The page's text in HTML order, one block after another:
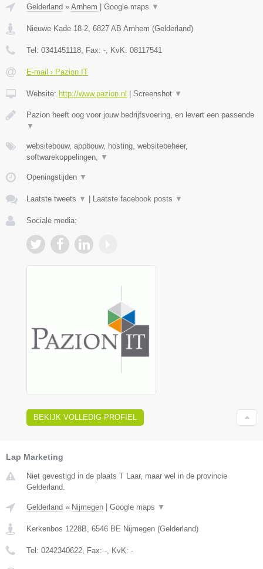
Gelderland » Arnhem Google maps ▼
Nieuwe Kade 18-2, 6827 AB Arnhem (Gelderland)
Tel: 0341451118, Fax: -, KvK: 08117541
E-mail › Pazion IT
Website: http://www.pazion.nl Screenshot ▼
Pazion heeft oog voor jouw bedrijfsvoering, en levert een passende
▼
websitebouw, appbouw, hosting, websitebeheer,
softwarekoppelingen, ▼
Openingstijden ▼
Laatste tweets ▼ Laatste facebook posts ▼
Sociale media:
BEKIJK VOLLEDIG PROFIEL
Lap Marketing
Niet gevestigd in de plaats T Laar, maar wel in de provincie
Gelderland.
Gelderland » Nijmegen Google maps ▼
Kerkenbos 1228B, 6546 BE Nijmegen (Gelderland)
Tel: 0242340622, Fax: -, KvK: -